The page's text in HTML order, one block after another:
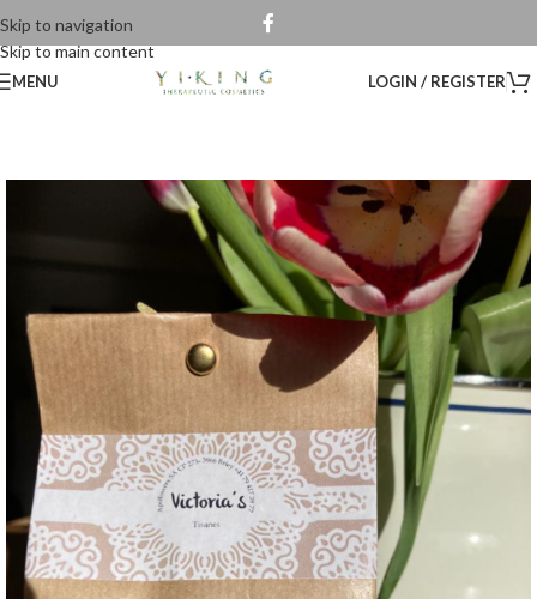
Skip to navigation
Skip to main content
MENU LOGIN / REGISTER